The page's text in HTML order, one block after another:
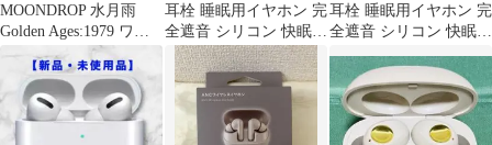
MOONDROP 水月雨
Golden Ages:1979 ワイ
ヤレスイヤホン
耳栓 睡眠用イヤホン 完
全遮音 シリコン 快眠
安眠グッズ ケース付き
耳栓 睡眠用イヤホン 完
全遮音 シリコン 快眠